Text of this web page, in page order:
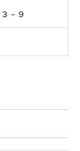
－９